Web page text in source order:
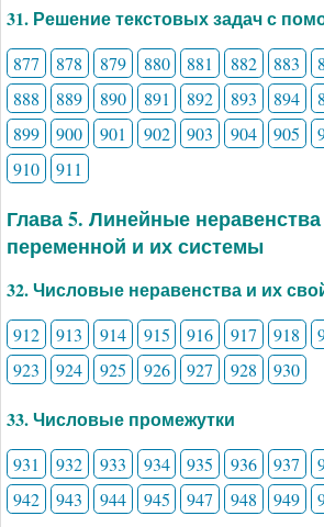
31. Решение текстовых задач с
877 878 879 880 881 882 883
888
889 890 891 892 893 894
899
900 901 902 903 904 905
910
911
Глава 5. Линейные
переменной и их системы
32. Числовые неравенства и их
912 913 914 915 916 917 918
923
924 925 926 927 928 930
33. Числовые промежутки
931 932 933 934 935 936 937
942
943 944 945 947 948 949